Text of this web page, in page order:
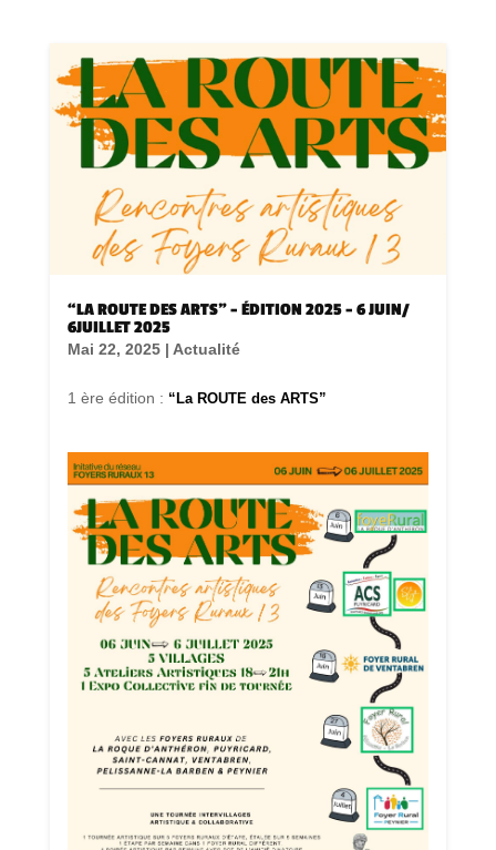
“LA ROUTE DES ARTS” – ÉDITION 2025 – 6 JUIN/
6JUILLET 2025
Mai 22, 2025| Actualité
1 ère édition : “La ROUTE des ARTS”